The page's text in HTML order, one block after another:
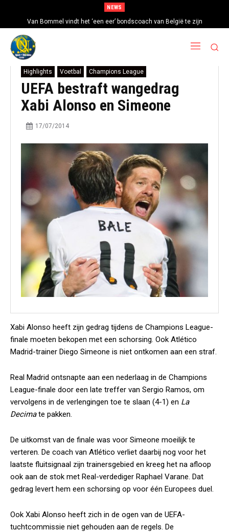
NEWS
Van Bommel vindt het ‘een eer’ bondscoach van België te zijn
Highlights Voetbal Champions League
UEFA bestraft wangedrag
Xabi Alonso en Simeone
17/07/2014
Xabi Alonso heeft zijn gedrag tijdens de Champions League-
finale moeten bekopen met een schorsing. Ook Atlético
Madrid-trainer Diego Simeone is niet ontkomen aan een straf.
Real Madrid ontsnapte aan een nederlaag in de Champions
League-finale door een late treffer van Sergio Ramos, om
vervolgens in de verlengingen toe te slaan (4-1) en La
Decimate pakken.
De uitkomst van de finale was voor Simeone moeilijk te
verteren. De coach van Atlético verliet daarbij nog voor het
laatste fluitsignaal zijn trainersgebied en kreeg het na afloop
ook aan de stok met Real-verdediger Raphael Varane. Dat
gedrag levert hem een schorsing op voor één Europees duel.
Ook Xabi Alonso heeft zich in de ogen van de UEFA-
tuchtcommissie niet gehouden aan de regels. De